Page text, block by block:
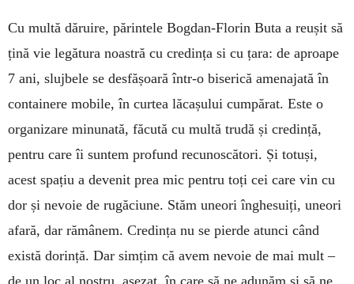
Cu multă dăruire, părintele Bogdan-Florin Buta a reușit să
țină vie legătura noastră cu credința si cu țara: de aproape
7 ani, slujbele se desfășoară într-o biserică amenajată în
containere mobile, în curtea lăcașului cumpărat. Este o
organizare minunată, făcută cu multă trudă și credință,
pentru care îi suntem profund recunoscători. Și totuși,
acest spațiu a devenit prea mic pentru toți cei care vin cu
dor și nevoie de rugăciune. Stăm uneori înghesuiți, uneori
afară, dar rămânem. Credința nu se pierde atunci când
există dorință. Dar simțim că avem nevoie de mai mult –
de un loc al nostru, așezat, în care să ne adunăm și să ne